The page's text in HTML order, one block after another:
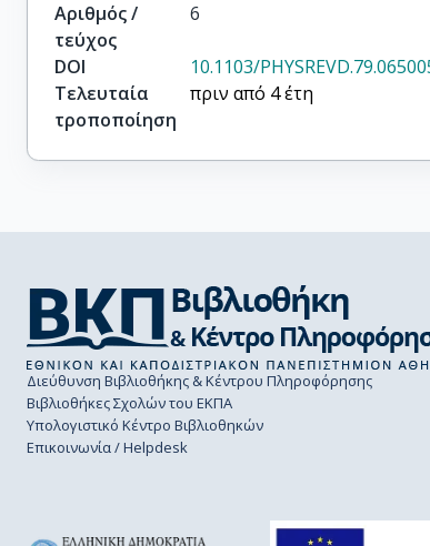
Αριθμός /
τεύχος
6
DOI
10.1103/
Τελευταία
τροποποίηση
πριν από 4 έτη
Διεύθυνση Βιβλιοθήκης & Κέντρου Πληροφόρησης
Βιβλιοθήκες Σχολών του ΕΚΠΑ
Υπολογιστικό Κέντρο Βιβλιοθηκών
Επικοινωνία / Helpdesk